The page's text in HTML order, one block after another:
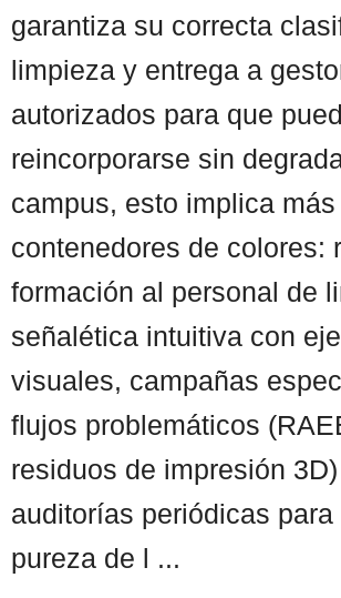
garantiza su correcta
limpieza y entrega a
autorizados para que
reincorporarse sin
campus, esto implica más
contenedores de colores:
formación al personal de
señalética intuitiva con
visuales, campañas
flujos problemáticos
residuos de impresión
auditorías periódicas para
pureza de l ...